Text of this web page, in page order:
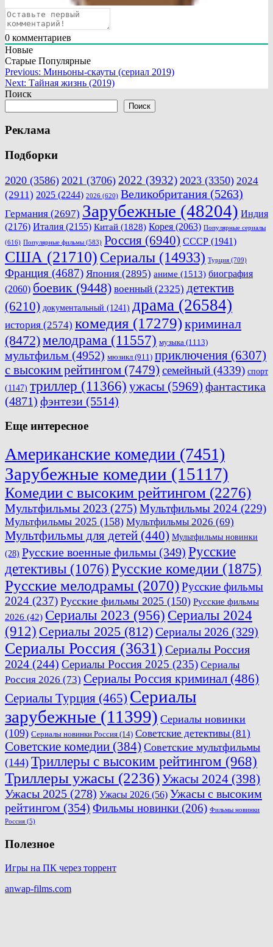
0 комментариев
Новые
Старые Популярные
Навигация
по
Previous: Миньоны-скауты (сериал 2019)
Next: Тайная жизнь (2019)
Поиск
Поиск
Реклама
Подборки
2020 (3586) 2021 (3706) 2022 (3932) 2023 (3350) 2024
(2911) 2025 (2244) 2026 (620) Великобритания (5263)
Германия (2697) Зарубежные (48204) Индия
(2176) Италия (2155) Китай (1828) Корея (2063) Популярные сериалы
(616) Популярные фильмы (583) Россия (6940) СССР (1941)
США (21710) Сериалы (14933) Турция (709)
Франция (4687) Япония (2895) аниме (1513) биография
(2060) боевик (9448) военный (2325) детектив
(6210) документальный (1241) драма (26584)
история (2574) комедия (17279)криминал
(8472)мелодрама (11557) музыка (1113)
мультфильм (4952) мюзикл (911) приключения (6307)
с высоким рейтингом (7479) семейный (4339) спорт
(1147) триллер (11366) ужасы (5969) фантастика
(4871) фэнтези (5514)
Еще интересное
Американские комедии (7451)
Зарубежные комедии (15117)
Комедии с высоким рейтингом (2276)
Мультфильмы 2023 (275) Мультфильмы 2024 (229)
Мультфильмы 2025 (158) Мультфильмы 2026 (69)
Мультфильмы для детей (440) Мультфильмы новинки
(28) Русские военные фильмы (349) Русские
детективы (1076)Русские комедии (1875)
Русские мелодрамы (2070)Русские фильмы
2024 (237) Русские фильмы 2025 (150) Русские фильмы
2026 (42) Сериалы 2023 (956) Сериалы 2024
(912) Сериалы 2025 (812)Сериалы 2026 (329)
Сериалы Россия (3631) Сериалы Россия
2024 (244) Сериалы Россия 2025 (235) Сериалы
Россия 2026 (73) Сериалы Россия криминал (486)
Сериалы Турция (465) Сериалы
зарубежные (11399) Сериалы новинки
(109) Сериалы новинки Россия (14) Советские детективы (81)
Советские комедии (384) Советские мультфильмы
(144) Триллеры с высоким рейтингом (968)
Триллеры ужасы (2236)Ужасы 2024 (398)
Ужасы 2025 (278) Ужасы 2026 (56) Ужасы с высоким
рейтингом (354) Фильмы новинки (206) Фильмы новинки
Россия (5)
Полезное
Игры на ПК через торрент
anwap-films.com